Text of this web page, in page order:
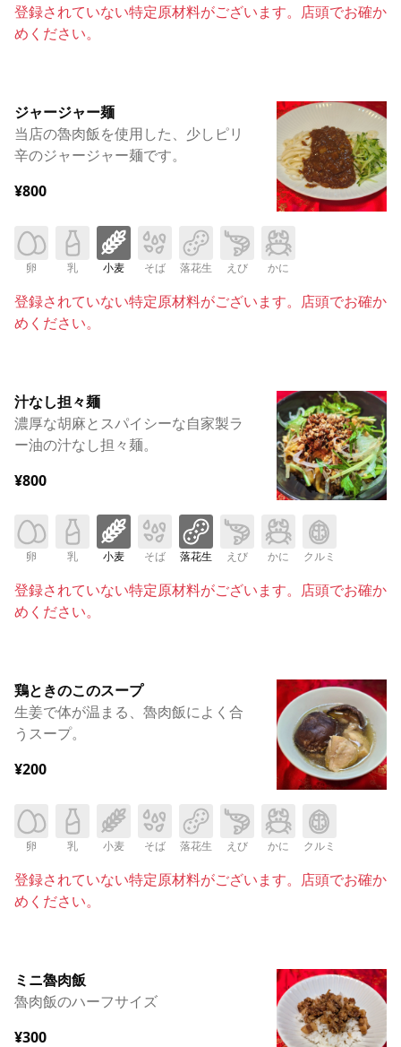
登録されていない特定原材料がございます。店頭でお確か
めください。
ジャージャー麺
当店の魯肉飯を使用した、少しピリ
辛のジャージャー麺です。
¥800
卵 乳 小麦 そば 落花生 えび かに
登録されていない特定原材料がございます。店頭でお確か
めください。
汁なし担々麺
濃厚な胡麻とスパイシーな自家製ラ
ー油の汁なし担々麺。
¥800
卵 乳 小麦 そば 落花生 えび かに クルミ
登録されていない特定原材料がございます。店頭でお確か
めください。
鶏ときのこのスープ
生姜で体が温まる、魯肉飯によく合
うスープ。
¥200
卵 乳 小麦 そば 落花生 えび かに クルミ
登録されていない特定原材料がございます。店頭でお確か
めください。
ミニ魯肉飯
魯肉飯のハーフサイズ
¥300